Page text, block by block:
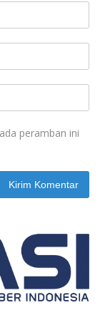
peramban ini